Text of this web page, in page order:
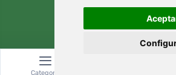
Categoría